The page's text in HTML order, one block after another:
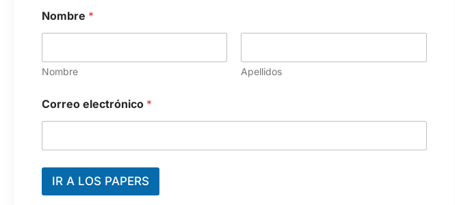
Nombre *
Nombre Apellidos
o
m
C
r
Correo electrónico *
IR A LOS PAPERS